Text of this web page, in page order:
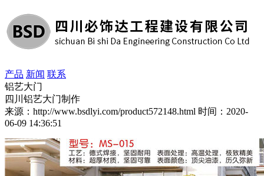
产品 新闻 联系
铝艺大门
四川铝艺大门制作
来源：http://www.bsdlyi.com/product572148.html 时间：2020-
06-09 14:36:51